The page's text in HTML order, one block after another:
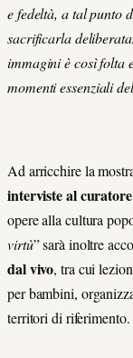
e fedeltà, a tal punto
sacrificarla
immagini è così folta
momenti essenziali
Ad arricchire la
interviste al curatore
opere alla cultura
virtù” sarà inoltre
dal vivo, tra cui
per bambini,
territori di riferimento.